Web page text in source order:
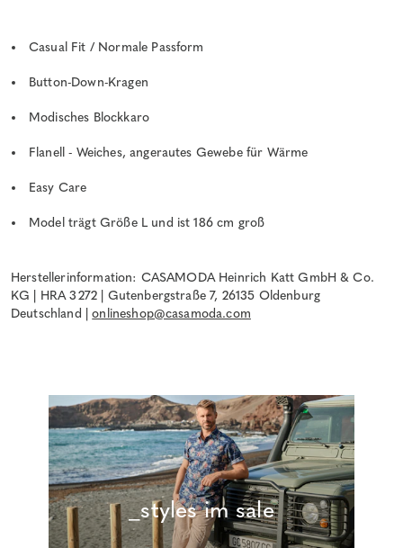
Casual Fit / Normale Passform
Button-Down-Kragen
Modisches Blockkaro
Flanell - Weiches, angerautes Gewebe für Wärme
Easy Care
Model trägt Größe L und ist 186 cm groß
Herstellerinformation: CASAMODA Heinrich Katt GmbH & Co.
KG | HRA 3272 | Gutenbergstraße 7, 26135 Oldenburg
Deutschland |onlineshop@casamoda.com
_styles im sale